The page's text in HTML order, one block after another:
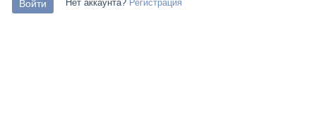
Нет аккаунта? Регистрация